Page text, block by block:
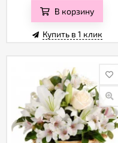
В корзину
Купить в 1 клик